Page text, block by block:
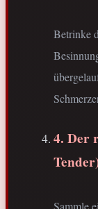
Betrinke
4. Der
Sammle